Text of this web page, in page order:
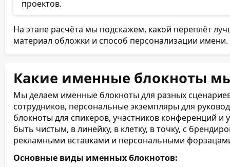
проектов.
На этапе расчёта мы подскажем, какой переплёт
материал обложки и способ персонализации имени.
Какие именные блокноты
Мы делаем именные блокноты для разных
сотрудников, персональные экземпляры для
блокноты для спикеров, участников конференций
быть чистым, в линейку, в клетку, в точку, с
рекламными вставками и персональными
Основные виды именных блокнотов: